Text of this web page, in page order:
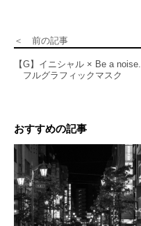
＜ 前の記事
【G】イニシャル × Be a noise.
フルグラフィックマスク
おすすめの記事